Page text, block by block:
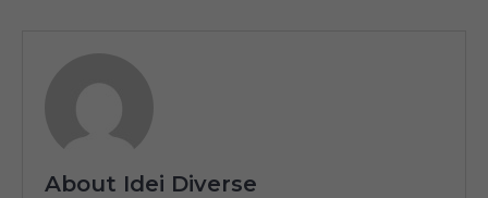
About Idei Diverse